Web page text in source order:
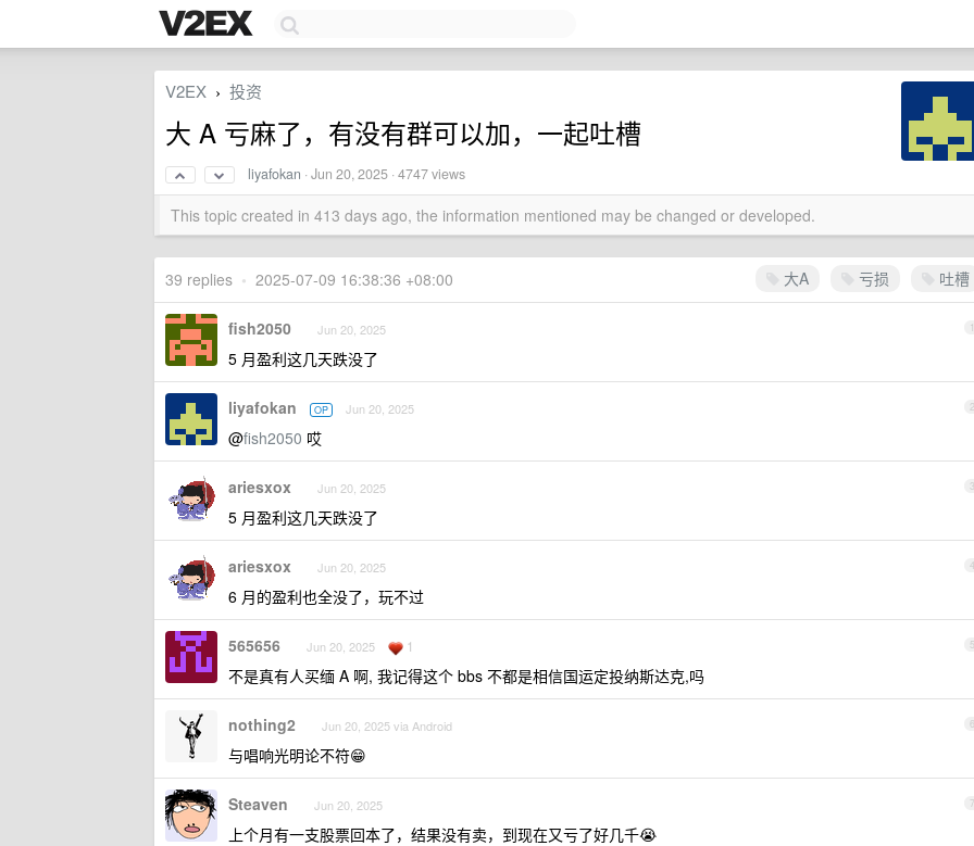
V2EX › 投资
大 A 亏麻了，有没有群可以加，一起吐槽
liyafokan ·Jun 20, 2025 · 4747 views
This topic created in 413 days ago, the information mentioned may be changed or developed.
大A 亏损 吐槽
39 replies • 2025-07-09 16:38:36 +08:00
1
fish2050 Jun 20, 2025
5 月盈利这几天跌没了
2
liyafokan OP Jun 20, 2025
@fish2050 哎
3
ariesxox Jun 20, 2025
5 月盈利这几天跌没了
4
ariesxox Jun 20, 2025
6 月的盈利也全没了，玩不过
5
565656 Jun 20, 2025 1
不是真有人买缅 A 啊, 我记得这个 bbs 不都是相信国运定投纳斯达克,吗
6
nothing2 Jun 20, 2025 via Android
与唱响光明论不符😁
7
Steaven Jun 20, 2025
上个月有一支股票回本了，结果没有卖，到现在又亏了好几千😭